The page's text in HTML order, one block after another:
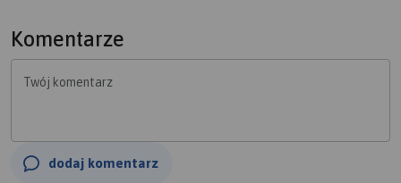
Komentarze
Twój komentarz
dodaj komentarz